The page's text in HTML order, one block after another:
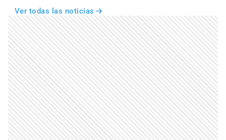
Ver todas las noticias